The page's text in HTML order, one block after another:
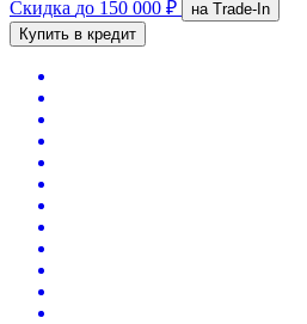
Скидка до 150 000 ₽
на Trade-In
Купить в кредит